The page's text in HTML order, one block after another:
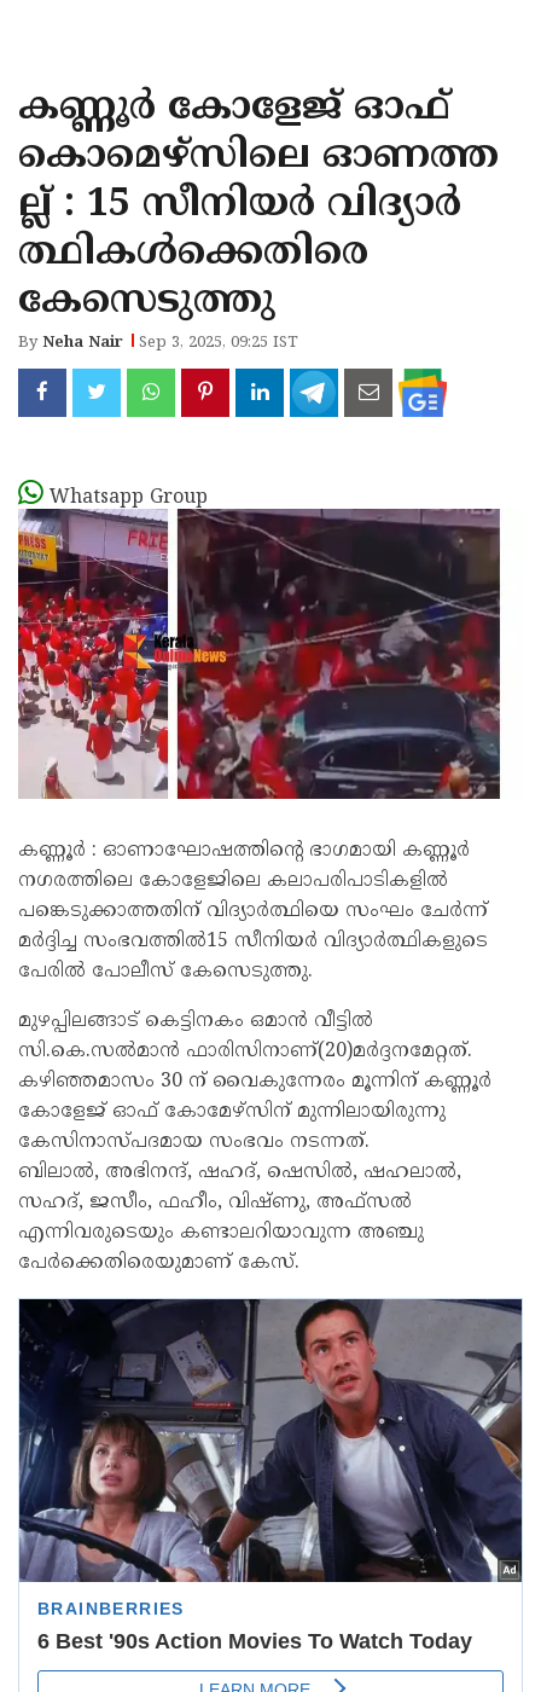
KANNUR
KASARAGOD
കണ്ണൂർ കോളേജ് ഓഫ്
കൊമെഴ്സിലെ ഓണത്ത
ല്ല് : 15 സീനിയർ വിദ്യാർ
ത്ഥികൾക്കെതിരെ
കേസെടുത്തു
ByNeha Nair Sep 3, 2025, 09:25 IST
Whatsapp Group
കണ്ണൂർ : ഓണാഘോഷത്തിൻ്റെ ഭാഗമായി കണ്ണൂർ
നഗരത്തിലെ കോളേജിലെ കലാപരിപാടികളിൽ
പങ്കെടുക്കാത്തതിന് വിദ്യാർത്ഥിയെ സംഘം ചേർന്ന്
മർദ്ദിച്ച സംഭവത്തിൽ15 സീനിയർ വിദ്യാർത്ഥികളുടെ
പേരിൽ പോലീസ് കേസെടുത്തു.
മുഴപ്പിലങ്ങാട് കെട്ടിനകം ഒമാൻ വീട്ടിൽ
സി.കെ.സൽമാൻ ഫാരിസിനാണ്(20)മർദ്ദനമേറ്റത്.
കഴിഞ്ഞമാസം 30 ന് വൈകുന്നേരം മൂന്നിന് കണ്ണൂർ
കോളേജ് ഓഫ് കോമേഴ്‌സിന് മുന്നിലായിരുന്നു
കേസിനാസ്പദമായ സംഭവം നടന്നത്.
ബിലാൽ, അഭിനന്ദ്, ഷഹദ്, ഷെസിൽ, ഷഹലാൽ,
സഹദ്, ജസീം, ഫഹീം, വിഷ്ണു, അഫ്‌സൽ
എന്നിവരുടെയും കണ്ടാലറിയാവുന്ന അഞ്ചു
പേർക്കെതിരെയുമാണ് കേസ്.